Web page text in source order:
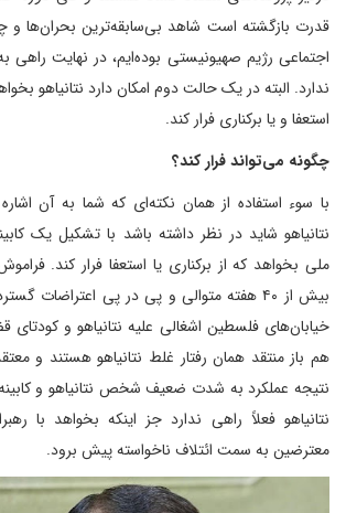
قدرت بازگشته است شاهد بی‌سابقه‌ترین بحران‌ها و
اجتماعی رژیم صهیونیستی بوده‌ایم، در نهایت راهی
ندارد. البته در یک حالت دوم امکان دارد نتانیاهو
استعفا و یا برکناری فرار کند.
چگونه می‌تواند فرار کند؟
با سوء استفاده از همان نکته‌ای که شما به آن
نتانیاهو شاید در نظر داشته باشد با تشکیل یک
ملی بخواهد که از برکناری یا استعفا فرار کند.
بیش از ۴۰ هفته متوالی و پی در پی اعتراضات
خیابان‌های فلسطین اشغالی علیه نتانیاهو و کودتای
هم باز منتقد همان رفتار غلط نتانیاهو هستند و
نتیجه عملکرد به شدت ضعیف شخص نتانیاهو و
نتانیاهو فعلاً راهی ندارد جز اینکه بخواهد با
معترضین به سمت ائتلاف ناخواسته پیش برود.